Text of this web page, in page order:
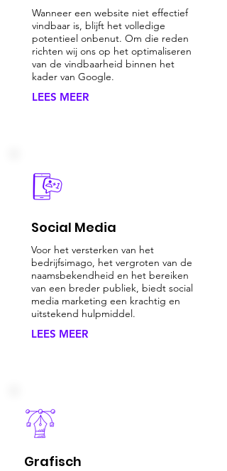
Wanneer een website niet effectief
vindbaar is, blijft het volledige
potentieel onbenut. Om die reden
richten wij ons op het optimaliseren
van de vindbaarheid binnen het
kader van Google.
LEES MEER
Social Media
Voor het versterken van het
bedrijfsimago, het vergroten van de
naamsbekendheid en het bereiken
van een breder publiek, biedt social
media marketing een krachtig en
uitstekend hulpmiddel.
LEES MEER
Grafisch